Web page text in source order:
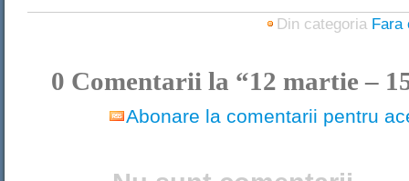
Din categoria Fara
0 Comentarii la “12 martie –
Abonare la comentarii pentru